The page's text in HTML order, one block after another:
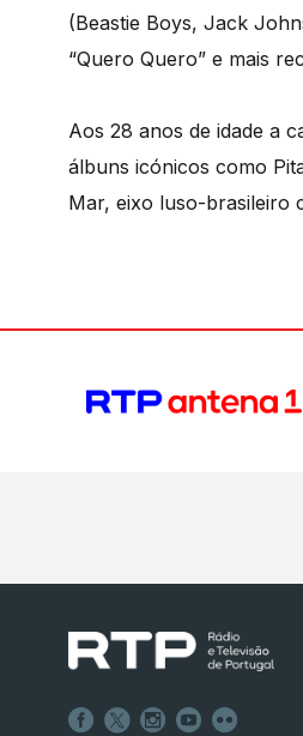
(Beastie Boys, Jack
“Quero Quero” e mais
Aos 28 anos de idade a
álbuns icónicos como
Mar, eixo luso-brasileiro